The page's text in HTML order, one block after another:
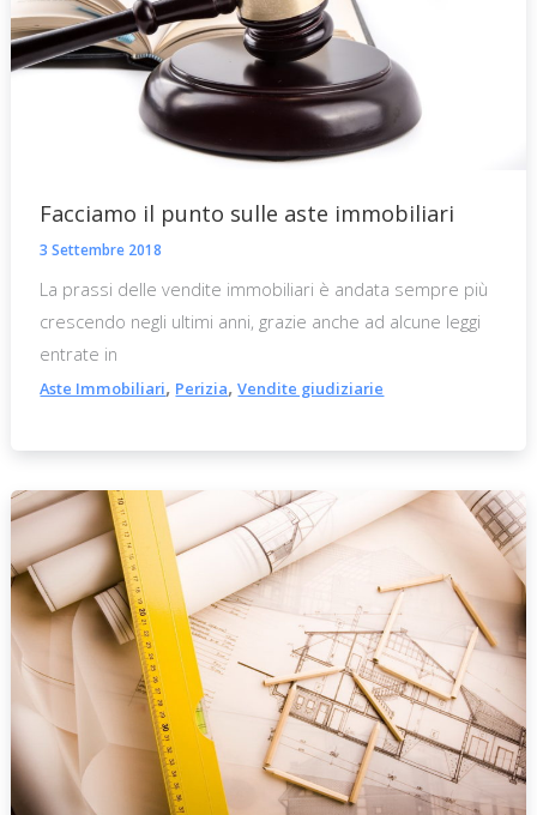
Facciamo il punto sulle aste immobiliari
3 Settembre 2018
La prassi delle vendite immobiliari è andata sempre più
crescendo negli ultimi anni, grazie anche ad alcune leggi
entrate in
Aste Immobiliari, Perizia,Vendite giudiziarie